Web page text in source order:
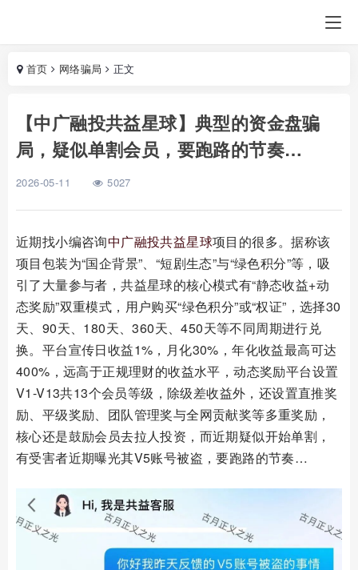
首页 网络骗局 正文
【中广融投共益星球】典型的资金盘骗
局，疑似单割会员，要跑路的节奏…
2026-05-11 5027
近期找小编咨询中广融投共益星球项目的很多。据称该
项目包装为“国企背景”、“短剧生态”与“绿色积分”等，吸
引了大量参与者，共益星球的核心模式有“静态收益+动
态奖励”双重模式，用户购买“绿色积分”或“权证”，选择30
天、90天、180天、360天、450天等不同周期进行兑
换。平台宣传日收益1%，月化30%，年化收益最高可达
400%，远高于正规理财的收益水平，动态奖励平台设置
V1-V13共13个会员等级，除级差收益外，还设置直推奖
励、平级奖励、团队管理奖与全网贡献奖等多重奖励，
核心还是鼓励会员去拉人投资，而近期疑似开始单割，
有受害者近期曝光其V5账号被盗，要跑路的节奏…